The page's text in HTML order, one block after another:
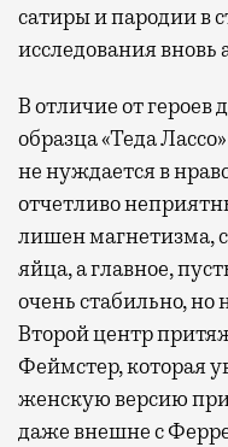
сатиры и пародии в
исследования вновь
В отличие от
образца «Теда
не нуждается в
отчетливо
лишен магнетизма,
яйца, а главное,
очень стабильно, но
Второй центр
Феймстер, которая
женскую версию
даже внешне с